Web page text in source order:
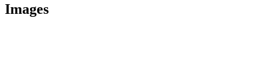
Images